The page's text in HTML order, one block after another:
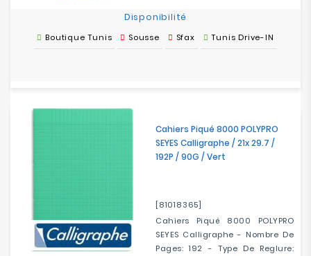
Disponibilité
Boutique Tunis Sousse Sfax Tunis Drive-IN
Cahiers Piqué 8000 POLYPRO
SEYES Calligraphe / 21x 29.7 /
192P / 90G / Vert
[81018365]
Cahiers Piqué 8000 POLYPRO
SEYES Calligraphe - Nombre De
Pages: 192 - Type De Reglure: